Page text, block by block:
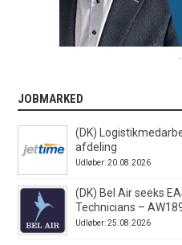
JOBMARKED
(DK)
afdeling
Udløber: 20.08.2026
(DK) Bel Air seeks
Technicians –
Udløber: 25.08.2026